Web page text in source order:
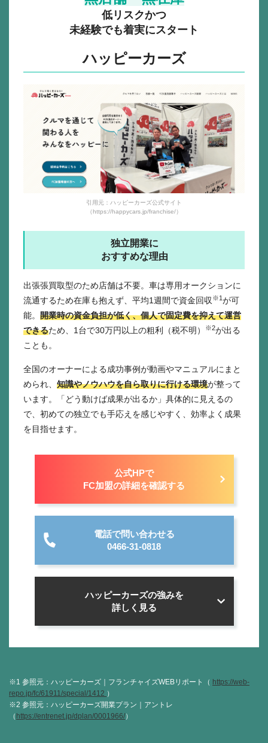
低リスクかつ
未経験でも着実にスタート
ハッピーカーズ
引用元：ハッピーカーズ公式サイト
（https://happycars.jp/franchise/）
独立開業に
おすすめな理由
出張張買取型のため店舗は不要。車は専用オークションに
流通するため在庫も抱えず、平均1週間で資金回収 ※1が可
能。 開業時の資金負担が低く、個人で固定費を抑えて運営
できるため、1台で30万円以上の粗利（税不明） ※2が出る
ことも。
全国のオーナーによる成功事例が動画やマニュアルにまと
められ、 知識やノウハウを自ら取りに行ける環境が整って
います。「どう動けば成果が出るか」具体的に見えるの
で、初めての独立でも手応えを感じやすく、効率よく成果
を目指せます。
公式HPで
FC加盟の詳細を確認する
電話で問い合わせる
0466-31-0818
ハッピーカーズの強みを
詳しく見る
※1 参照元：ハッピーカーズ｜フランチャイズWEBリポート（ https://web-
repo.jp/fc/61911/special/1412 ）
※2 参照元：ハッピーカーズ開業プラン｜アントレ
（ https://entrenet.jp/dplan/0001966/）